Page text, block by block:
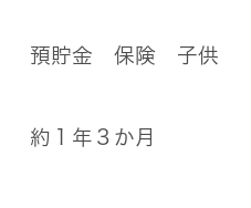
預貯金 保険 子供
約１年３か月